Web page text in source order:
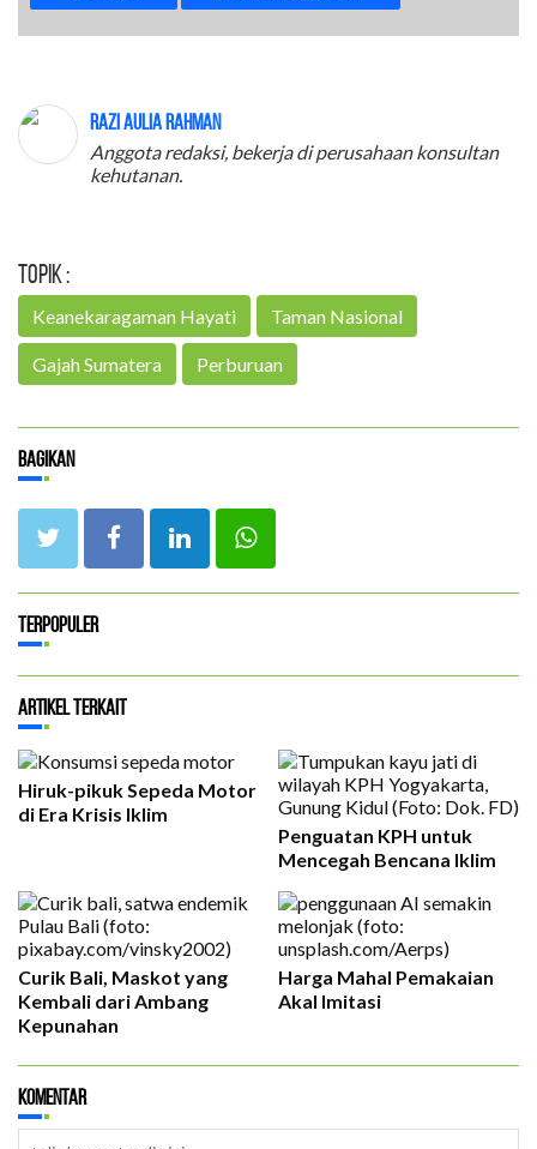
Razi Aulia Rahman
Anggota redaksi, bekerja di perusahaan konsultan
kehutanan.
Topik :
Keanekaragaman Hayati Taman Nasional
Gajah Sumatera Perburuan
Bagikan
Terpopuler
Artikel Terkait
Hiruk-pikuk Sepeda Motor
di Era Krisis Iklim
Penguatan KPH untuk
Mencegah Bencana Iklim
Curik Bali, Maskot yang
Kembali dari Ambang
Kepunahan
Harga Mahal Pemakaian
Akal Imitasi
Komentar